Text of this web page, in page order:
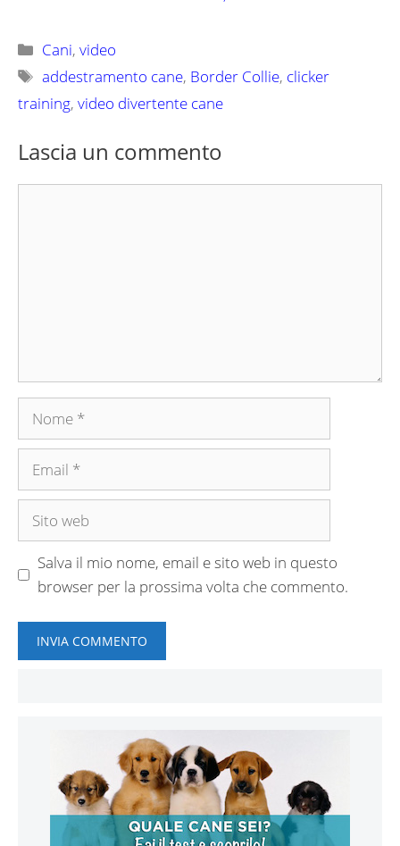
Categorie
Cani,video
Tag
addestramento cane, Border Collie, clicker
training, video divertente cane
Lascia un commento
Nome
Email
Sito
Salva il mio nome, email e sito web in questo
browser per la prossima volta che commento.